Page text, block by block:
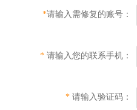
*请输入需修复的账号：
* 请输入您的联系手机：
* 请输入验证码：